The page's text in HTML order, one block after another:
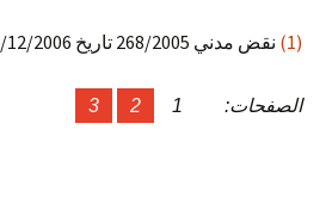
(1) نقض مدني 268/2005 تاريخ 6/12/2006 ج 2 ص 846.
الصفحات: 1
2
3